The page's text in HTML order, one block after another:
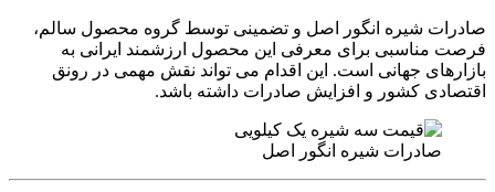
صادرات شیره انگور اصل و تضمینی توسط گروه محصول سالم،
فرصت مناسبی برای معرفی این محصول ارزشمند ایرانی به
بازارهای جهانی است. این اقدام می تواند نقش مهمی در رونق
اقتصادی کشور و افزایش صادرات داشته باشد.
صادرات شیره انگور اصل